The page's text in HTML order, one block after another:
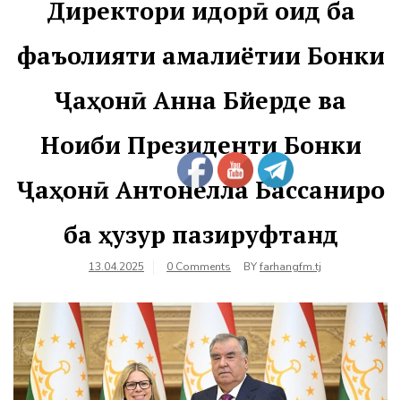
Директори идорӣ оид ба
фаъолияти амалиётии Бонки
Ҷаҳонӣ Анна Бйерде ва
Ноиби Президенти Бонки
Ҷаҳонӣ Антонелла Бассаниро
ба ҳузур пазируфтанд
13.04.2025 0 Comments BYfarhangfm.tj